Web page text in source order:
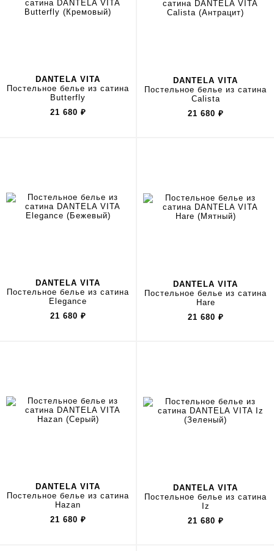
DANTELA VITA
Постельное белье из сатина
Butterfly
21 680 ₽
DANTELA VITA
Постельное белье из сатина
Calista
21 680 ₽
DANTELA VITA
Постельное белье из сатина
Elegance
21 680 ₽
DANTELA VITA
Постельное белье из сатина
Hare
21 680 ₽
DANTELA VITA
Постельное белье из сатина
Hazan
21 680 ₽
DANTELA VITA
Постельное белье из сатина
Iz
21 680 ₽